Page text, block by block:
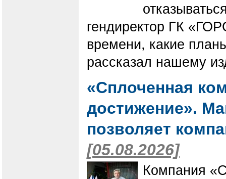
гендиректор ГК
времени, какие
рассказал нашему
«Сплоченная
достижение».
позволяет
[05.08.2026]
Компания